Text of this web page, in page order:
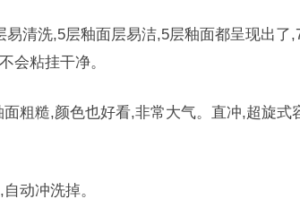
易清洗,5层釉面层易洁,5层釉面都呈现出了
会粘挂干净。
粗糙,颜色也好看,非常大气。直冲,超旋式
动冲洗掉。